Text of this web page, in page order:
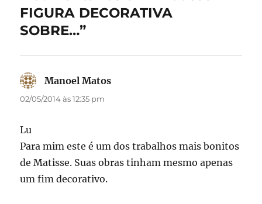
o
k
n
FIGURA DECORATIVA
SOBRE…”
Manoel Matos
02/05/2014 às 12:35 pm
Lu
Para mim este é um dos trabalhos mais bonitos
de Matisse. Suas obras tinham mesmo apenas
um fim decorativo.